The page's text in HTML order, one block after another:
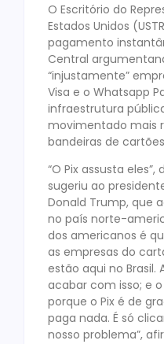
O Escritório do
Estados Unidos
pagamento
Central
“injustamente”
Visa e o Whatsapp
infraestrutura
movimentado mais
bandeiras de
“O Pix assusta
sugeriu ao
Donald Trump, que
no país norte-
dos americanos é
as empresas do
estão aqui no Brasil.
acabar com isso; e
porque o Pix é de
paga nada. É só
nosso problema”,